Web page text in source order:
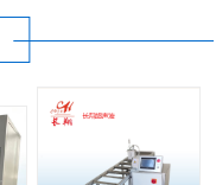
[查看详情]